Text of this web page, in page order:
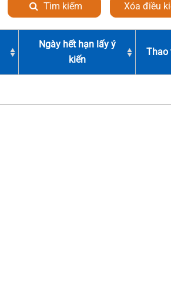
Tìm kiếm Xóa điều
Ngày hết hạn lấy ý
kiến
Thao